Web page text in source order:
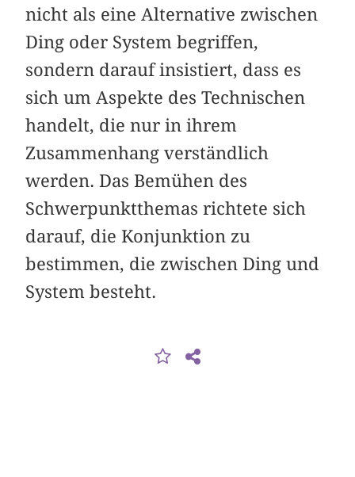
nicht als eine Alternative zwischen
Ding oder System begriffen,
sondern darauf insistiert, dass es
sich um Aspekte des Technischen
handelt, die nur in ihrem
Zusammenhang verständlich
werden. Das Bemühen des
Schwerpunktthemas richtete sich
darauf, die Konjunktion zu
bestimmen, die zwischen Ding und
System besteht.